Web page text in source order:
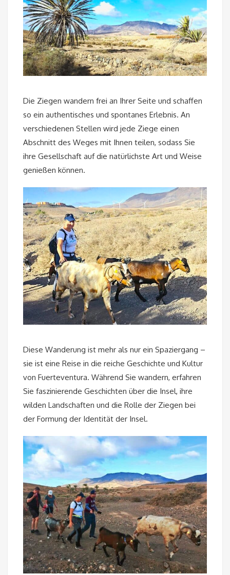
Die Ziegen wandern frei an Ihrer Seite und schaffen
so ein authentisches und spontanes Erlebnis. An
verschiedenen Stellen wird jede Ziege einen
Abschnitt des Weges mit Ihnen teilen, sodass Sie
ihre Gesellschaft auf die natürlichste Art und Weise
genießen können.
Diese Wanderung ist mehr als nur ein Spaziergang –
sie ist eine Reise in die reiche Geschichte und Kultur
von Fuerteventura. Während Sie wandern, erfahren
Sie faszinierende Geschichten über die Insel, ihre
wilden Landschaften und die Rolle der Ziegen bei
der Formung der Identität der Insel.